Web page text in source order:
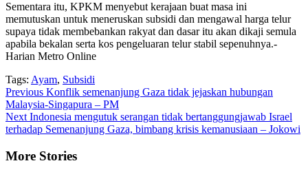
Sementara itu, KPKM menyebut kerajaan buat masa ini
memutuskan untuk meneruskan subsidi dan mengawal harga telur
supaya tidak membebankan rakyat dan dasar itu akan dikaji semula
apabila bekalan serta kos pengeluaran telur stabil sepenuhnya.-
Harian Metro Online
Tags: Ayam, Subsidi
Continue
Reading
Previous Konflik semenanjung Gaza tidak jejaskan hubungan
Malaysia-Singapura – PM
Next Indonesia mengutuk serangan tidak bertanggungjawab Israel
terhadap Semenanjung Gaza, bimbang krisis kemanusiaan – Jokowi
More Stories